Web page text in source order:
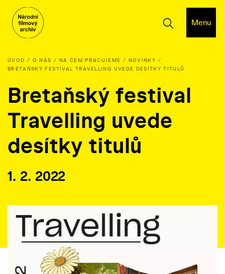
Menu
ÚVOD O NÁS NA ČEM PRACUJEME
NOVINKY
BRETAŇSKÝ FESTIVAL TRAVELLING UVEDE DESÍTKY TITULŮ
Bretaňský festival
Travelling uvede
desítky titulů
1. 2. 2022